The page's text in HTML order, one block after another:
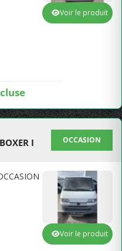
Voir le produit
I
OCCASION
Voir le produit